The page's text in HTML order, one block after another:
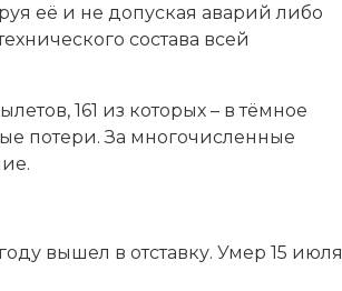
её и не допуская аварий либо
состава всей
161 из которых – в тёмное
потери. За многочисленные
вышел в отставку. Умер 15 июля